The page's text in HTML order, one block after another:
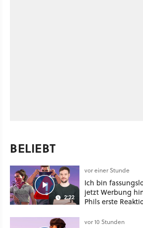
BELIEBT
2:22
vor einer Stunde
Ich bin
jetzt Werbung
Phils erste
vor 10 Stunden